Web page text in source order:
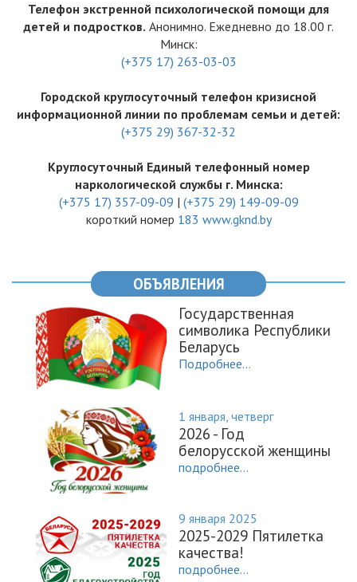
Телефон экстренной психологической помощи для
детей и подростков. Анонимно. Ежедневно до 18.00 г.
Минск:
(+375 17) 263-03-03
Городской круглосуточный телефон кризисной
информационной линии по проблемам семьи и детей:
(+375 29) 367-32-32
Круглосуточный Единый телефонный номер
наркологической службы г. Минска:
(+375 17) 357-09-09 | (+375 29) 149-09-09
короткий номер 183 www.gknd.by
ОБЪЯВЛЕНИЯ
Государственная
символика Республики
Беларусь
Подробнее...
1 января, четверг
2026 - Год
белорусской женщины
подробнее...
9 января 2025
2025-2029 Пятилетка
качества!
подробнее...